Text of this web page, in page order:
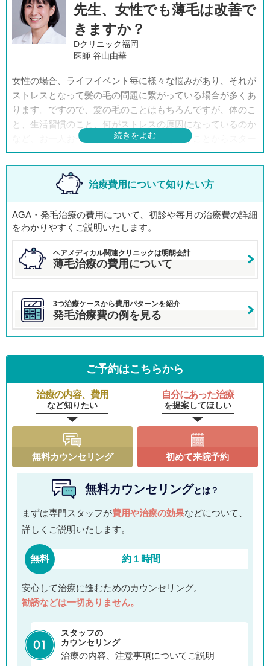
先生、女性でも薄毛は改善で
きますか？
Dクリニック福岡
医師 谷山由華
女性の場合、ライフイベント毎に様々な悩みがあり、それが
ストレスとなって髪の毛の問題に繋がっている場合が多くあ
ります。ですので、髪の毛のことはもちろんですが、体のこ
と、生活習慣のこと、何がストレスの原因になっているのか
など、お一人お一人が抱えている悩みを伺うことからスター
トさせていただきます。
その上で、その方に最も適した治療法をご提案させていただ
いておりますので、十分改善が期待できます。
現状でいえば約8割の患者様が改善を実感されております。
ただし、医療ですので100％はありません。患者様が望む結
果と治療結果がそぐわない場合は、患者様にその旨をご説明
し、今後の治療方針について検討していきます。
治療費用について知りたい方
AGA・発毛治療の費用について、初診や毎月の治療費の詳細
をわかりやすくご説明いたします。
ヘアメディカル関連クリニックは明朗会計
薄毛治療の費用について
3つ治療ケースから費用パターンを紹介
発毛治療費の例を見る
ご予約はこちらから
治療の内容、費用
など知りたい
自分にあった治療
を提案してほしい
無料カウンセリング 初めて来院予約
無料カウンセリングとは？
まずは専門スタッフが費用や治療の効果などについて、
詳しくご説明いたします。
無料 約１時間
安心して治療に進むためのカウンセリング。
勧誘などは一切ありません。
スタッフの
カウンセリング
治療の内容、注意事項についてご説明